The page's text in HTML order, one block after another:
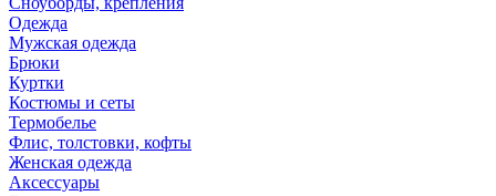
Одежда
Мужская одежда
Брюки
Куртки
Костюмы и сеты
Термобелье
Флис, толстовки, кофты
Женская одежда
Аксессуары